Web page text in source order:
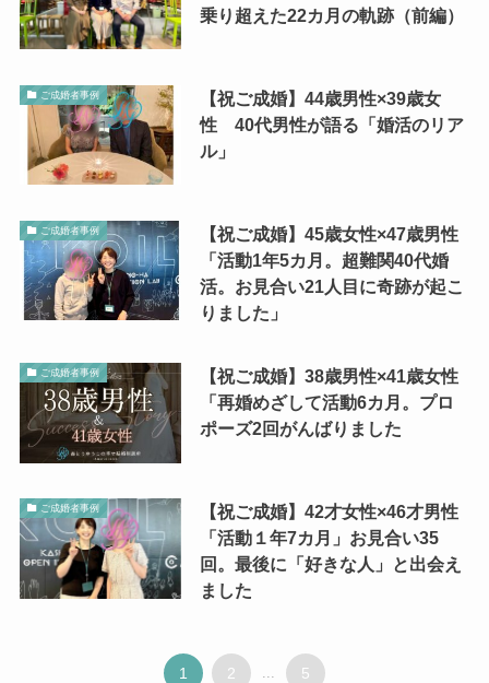
乗り超えた22カ月の軌跡（前編）
ご成婚者事例
【祝ご成婚】44歳男性×39歳女
性 40代男性が語る「婚活のリア
ル」
ご成婚者事例
【祝ご成婚】45歳女性×47歳男性
「活動1年5カ月。超難関40代婚
活。お見合い21人目に奇跡が起こ
りました」
ご成婚者事例
【祝ご成婚】38歳男性×41歳女性
「再婚めざして活動6カ月。プロ
ポーズ2回がんばりました
ご成婚者事例
【祝ご成婚】42才女性×46才男性
「活動１年7カ月」お見合い35
回。最後に「好きな人」と出会え
ました
1 2 5